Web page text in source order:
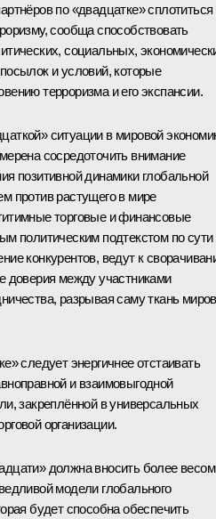
по «двадцатке» сплотиться
сообща способствовать
социальных,
и условий, которые
терроризма и его экспансии.
ситуации в мировой
сосредоточить внимание
позитивной динамики глобальной
против растущего в мире
торговые и финансовые
политическим подтекстом по сути
конкурентов, ведут к
доверия между участниками
разрывая саму ткань
следует энергичнее отстаивать
и взаимовыгодной
закреплённой в универсальных
организации.
должна вносить более
модели глобального
будет способна обеспечить